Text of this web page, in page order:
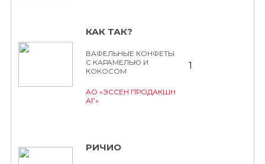
КАК ТАК?
ВАФЕЛЬНЫЕ КОНФЕТЫ
С КАРАМЕЛЬЮ И
КОКОСОМ
АО «ЭССЕН ПРОДАКШН
АГ»
1
РИЧИО